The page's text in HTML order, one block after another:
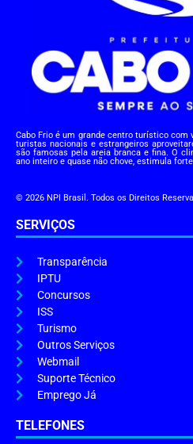
Cabo Frio é um grande centro turístico com
turistas nacionais e estrangeiros
são famosas pela areia branca e fina. O
ano inteiro e quase não chove, estimula
© 2026 NPI Brasil. Todos os Direitos
SERVIÇOS
Transparência
IPTU
Concursos
ISS
Turismo
Outros Serviços
Webmail
Suporte Técnico
Emprego Já
TELEFONES